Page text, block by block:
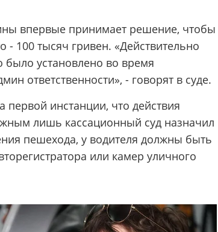
впервые принимает решение, чтобы
- 100 тысяч гривен. «Действительно
установлено во время
ответственности», - говорят в суде.
инстанции, что действия
лишь кассационный суд назначил
пешехода, у водителя должны быть
или камер уличного